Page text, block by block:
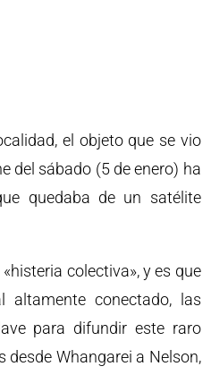
el objeto que se vio
del sábado (5 de enero) ha
quedaba de un satélite
colectiva», y es que
altamente conectado, las
para difundir este raro
desde Whangarei a Nelson,